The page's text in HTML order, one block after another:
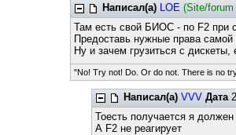
Написал(а) LOE (Site/forum
Там есть свой БИОС - по F2 при
Предоставь нужные права
Ну и зачем грузиться с
"No! Try not! Do. Or do not. There is no
Написал(а) VVV Дата
Тоесть получается я должен
А F2 не реагирует